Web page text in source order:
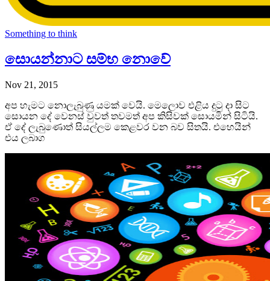
Something to think
සොයන්නාට සම්භ නොවේ
Nov 21, 2015
අප හැමට නොලැබුණු යමක් වෙයි. මෙලොව එළිය දුටු දා සිට
සොයන දේ වෙනස් වුවත් තවමත් අප කිසිවක් සොයමින් සිටියි.
ඒ දේ ලැබුණොත් සියල්ලම කෙළවර වන බව සිතයි. එහෙයින්
එය ලබාග